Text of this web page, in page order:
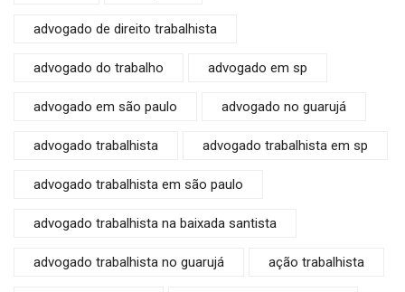
advogado de direito trabalhista
advogado do trabalho advogado em sp
advogado em são paulo advogado no guarujá
advogado trabalhista advogado trabalhista em sp
advogado trabalhista em são paulo
advogado trabalhista na baixada santista
advogado trabalhista no guarujá ação trabalhista